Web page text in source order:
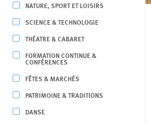
NATURE, SPORT ET LOISIRS
SCIENCE & TECHNOLOGIE
THÉATRE & CABARET
FORMATION CONTINUE &
CONFÉRENCES
FÊTES & MARCHÉS
PATRIMOINE & TRADITIONS
DANSE